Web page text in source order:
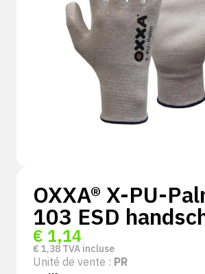
OXXA® X-PU-
103 ESD
€ 1,14
€ 1,38 TVA incluse
Unité de vente : PR